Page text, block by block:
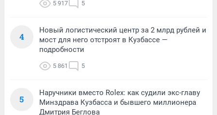
5 917 5
4
Новый логистический центр за 2 млрд рублей и
мост для него отстроят в Кузбассе —
подробности
5 861 5
5
Наручники вместо Rolex: как судили экс-главу
Минздрава Кузбасса и бывшего миллионера
Дмитрия Беглова